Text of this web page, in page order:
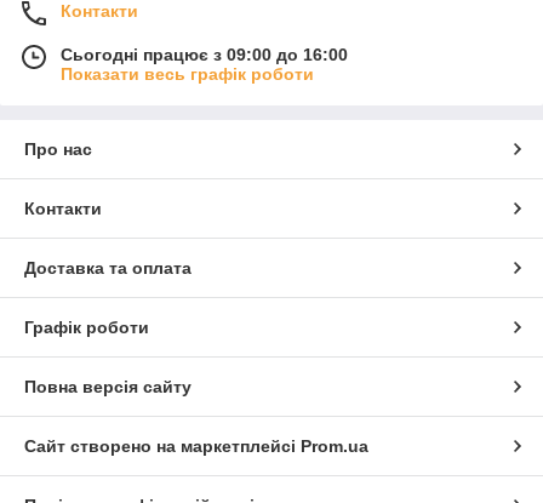
Контакти
Сьогодні працює з 09:00 до 16:00
Показати весь графік роботи
Про нас
Контакти
Доставка та оплата
Графік роботи
Повна версія сайту
Сайт створено на маркетплейсі Prom.ua